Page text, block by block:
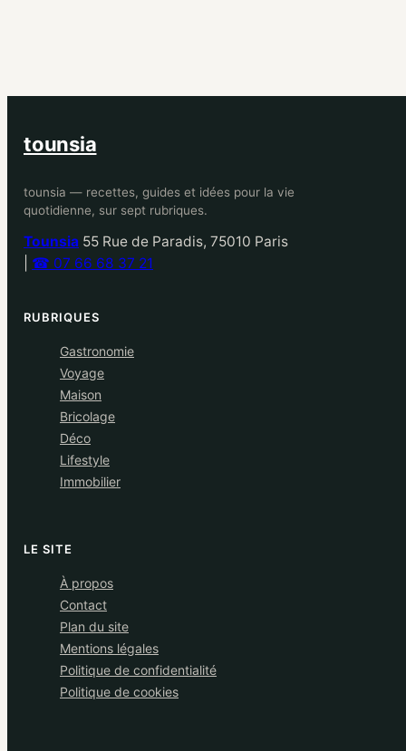
tounsia
tounsia — recettes, guides et idées pour la vie
quotidienne, sur sept rubriques.
Tounsia 55 Rue de Paradis, 75010 Paris
☎ 07 66 68 37 21
RUBRIQUES
Gastronomie
Voyage
Maison
Bricolage
Déco
Lifestyle
Immobilier
LE SITE
À propos
Contact
Plan du site
Mentions légales
Politique de confidentialité
Politique de cookies